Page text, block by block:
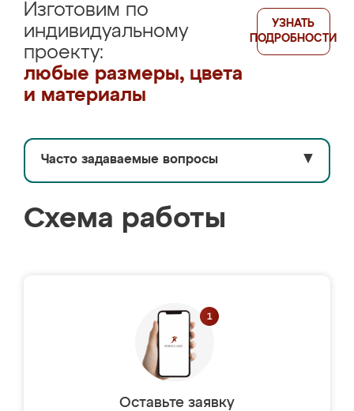
Изготовим по
индивидуальному
проекту:
любые размеры, цвета
и материалы
УЗНАТЬ
ПОДРОБНОСТИ
Часто задаваемые вопросы ▼
Схема работы
Оставьте заявку